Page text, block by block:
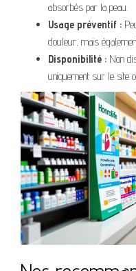
absorbés par la peau.
Usage préventif :
douleur, mais
Disponibilité : Non
uniquement sur le site